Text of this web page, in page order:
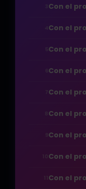
Con el
Con el
Con el
Con el
Con el
Con el
Con el
Con el
Con el